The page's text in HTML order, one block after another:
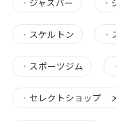
・ スケルトン ・
・ スポーツジム
・ セレクトショップ